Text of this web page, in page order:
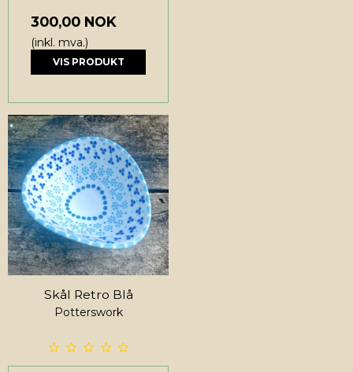
300,00 NOK
(inkl. mva.)
VIS PRODUKT
Skål Retro Blå
Potterswork